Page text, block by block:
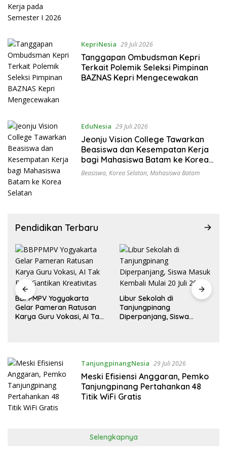
KepriNesia 29 Juli 2026
Tanggapan Ombudsman Kepri
Terkait Polemik Seleksi Pimpinan
BAZNAS Kepri Mengecewakan
EduNesia 29 Juli 2026
Jeonju Vision College Tawarkan
Beasiswa dan Kesempatan Kerja
bagi Mahasiswa Batam ke Korea
Selatan
Beasiswa, Korea Selatan, Mahasiswa Batam
Pendidikan Terbaru
BBPPMPV Yogyakarta
Gelar Pameran Ratusan
Karya Guru Vokasi, AI Tak
Libur Sekolah di
Tanjungpinang
Diperpanjang, Siswa
TanjungpinangNesia 29 Juli 2026
Meski Efisiensi Anggaran, Pemko
Tanjungpinang Pertahankan 48
Titik WiFi Gratis
Selengkapnya